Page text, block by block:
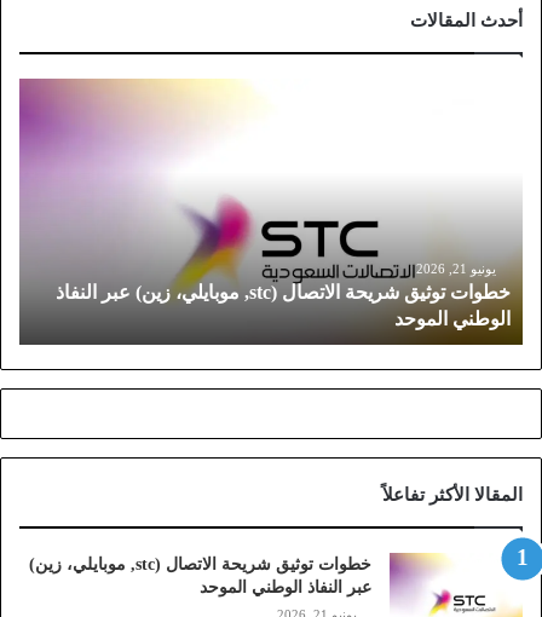
أحدث المقالات
ث
ش
ر
ي
ل
ا
ت
ص
يونيو 21, 2026
خطوات توثيق شريحة الاتصال (stc, موبايلي، زين) عبر النفاذ
الوطني الموحد
المقالا الأكثر تفاعلاً
خطوات توثيق شريحة الاتصال (stc, موبايلي، زين)
عبر النفاذ الوطني الموحد